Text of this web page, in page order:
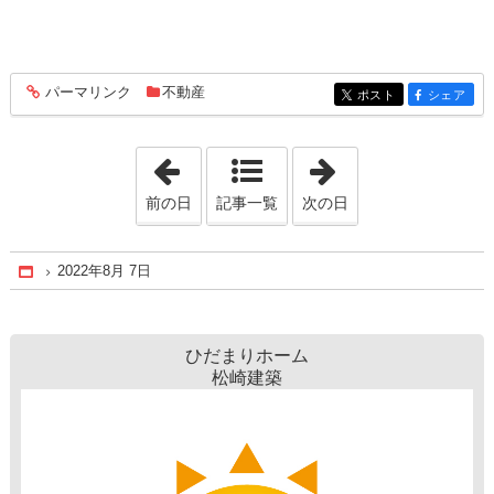
entry1264
パーマリンク 不動産 entry1264
ポスト entry1264
シェア
「2022年8月 6日」
前の日 記事一覧 次の日
Home
2022年8月 7日
ひだまりホーム
松崎建築